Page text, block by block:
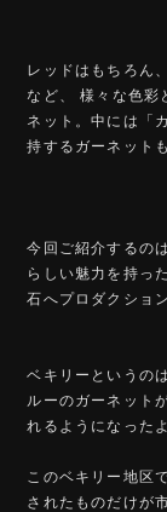
レッドはもちろん
など、 様々な色彩
ネット。中には「
持するガーネット
今回ご紹介するの
らしい魅力を持っ
石へプロダクショ
ベキリーというの
ルーのガーネット
れるようになった
このベキリー地区
されたものだけが